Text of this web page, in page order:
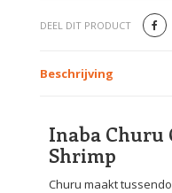
DEEL DIT PRODUCT
Beschrijving
Inaba Churu
Shrimp
Churu maakt